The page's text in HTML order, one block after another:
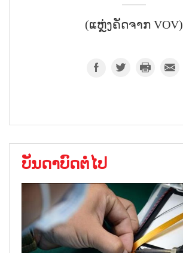
(ແຫຼ່ງຄັດຈາກ VOV)
ບັນດາບົດຕໍ່ໄປ